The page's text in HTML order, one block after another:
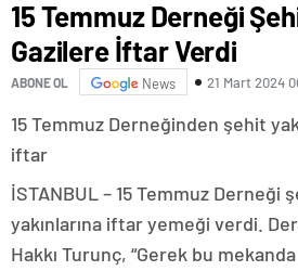
15 Temmuz Derneği
Gazilere İftar Verdi
ABONE OL News 21 Mart 2024
15 Temmuz Derneğinden şehit
iftar
İSTANBUL – 15 Temmuz Derneği
yakınlarına iftar yemeği verdi.
Hakkı Turunç, “Gerek bu